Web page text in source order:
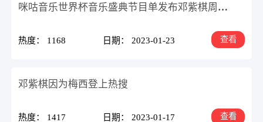
咪咕音乐世界杯音乐盛典节目单发布邓紫棋周深上榜
热度： 1168 日期： 2023-01-23 查看
邓紫棋因为梅西登上热搜
热度： 1417 日期： 2023-01-17 查看